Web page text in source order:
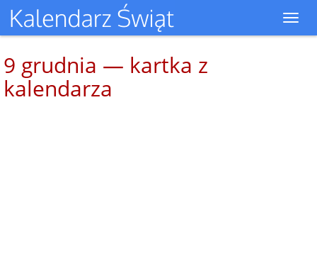
9 grudnia — kartka z
kalendarza